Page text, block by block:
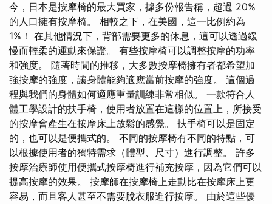
今，日本是按摩椅的最大買家，據多份報告稱，超過 20%
的人口擁有按摩椅。 相較之下，在美國，這一比例約為
1%！ 在其他情況下，背部需要更多的休息，這可以透過緩
慢而輕柔的運動來保證。 有些按摩椅可以調整按摩的功率
和強度。 隨著時間的推移，大多數按摩椅擁有者都希望加
強按摩的強度，讓身體能夠適應當前按摩的強度。 這個過
程與我們的身體如何適應重量訓練非常相似。 一款符合人
體工學設計的扶手椅，使用者放置在這樣的位置上，所接受
的按摩會產生在按摩床上放鬆的感覺。 扶手椅可以是固定
的，也可以是便攜式的。 不同的按摩椅有不同的特點，可
以根據使用者的獨特需求（體型、尺寸）進行調整。 許多
按摩治療師使用便攜式按摩椅進行補充按摩，因為它們可以
提高按摩的效果。 按摩師在按摩椅上走動比在按摩床上更
容易，而且客人甚至不需要脫衣服進行按摩。 由於這些優